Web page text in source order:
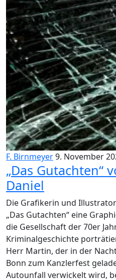
F. Birnmeyer9. November
„Das Gutachten“
Daniel
Die Grafikerin und
„Das Gutachten“ eine
die Gesellschaft der 70er
Kriminalgeschichte
Herr Martin, der in der
Bonn zum Kanzlerfest
Autounfall verwickelt wird,